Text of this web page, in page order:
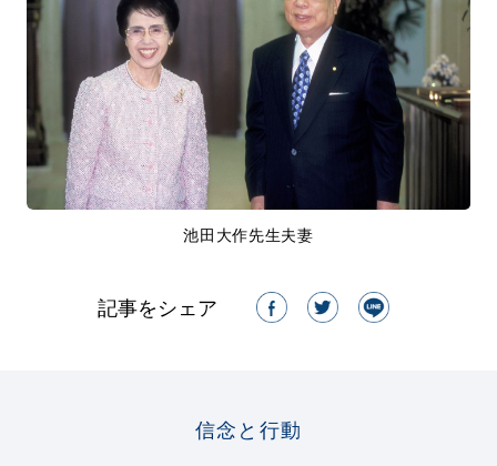
池田大作先生夫妻
記事をシェア
信念と行動